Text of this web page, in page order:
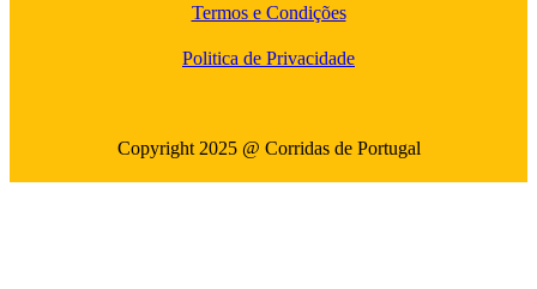
Termos e Condições
Politica de Privacidade
Copyright 2025 @ Corridas de Portugal